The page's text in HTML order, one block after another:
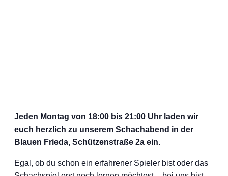
Jeden Montag von 18:00 bis 21:00 Uhr laden wir
euch herzlich zu unserem Schachabend in der
Blauen Frieda, Schützenstraße 2a ein.
Egal, ob du schon ein erfahrener Spieler bist oder das